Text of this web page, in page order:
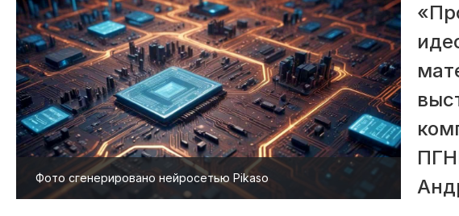
Фото сгенерировано нейросетью Pikaso